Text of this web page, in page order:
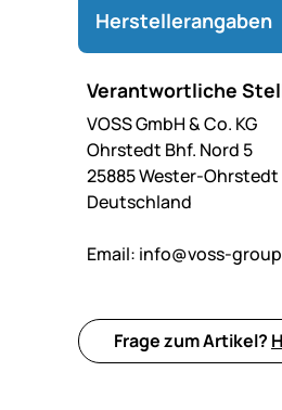
Herstellerangaben
Verantwortliche
VOSS GmbH & Co. KG
Ohrstedt Bhf. Nord 5
25885 Wester-Ohrstedt
Deutschland
Email: info@voss-
Frage zum Artikel?